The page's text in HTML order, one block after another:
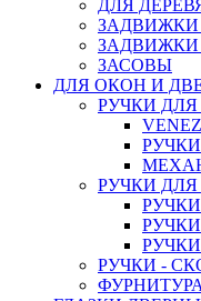
ДЛЯ
ЗАДВИЖКИ
ЗАСОВЫ
ДЛЯ ОКОН И
РУЧКИ
РУЧКИ
РУЧКИ
РУЧКИ -